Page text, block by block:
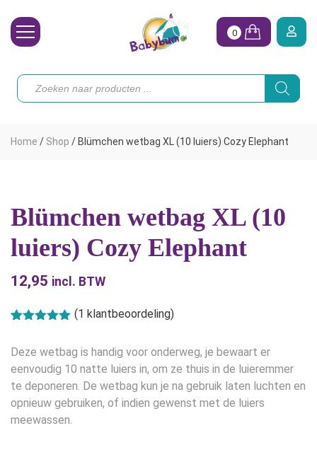
Toebehoren
Onze merken
Hoe begin ik?
0
Producten
zoeken
Home / Shop / Blümchen wetbag XL (10 luiers) Cozy Elephant
Blümchen wetbag XL (10
luiers) Cozy Elephant
12,95 incl. BTW
gebaseerd
opklant
waardering
(1 klantbeoordeling)
Deze wetbag is handig voor onderweg, je bewaart er
eenvoudig 10 natte luiers in, om ze thuis in de luieremmer
te deponeren. De wetbag kun je na gebruik laten luchten en
opnieuw gebruiken, of indien gewenst met de luiers
meewassen.